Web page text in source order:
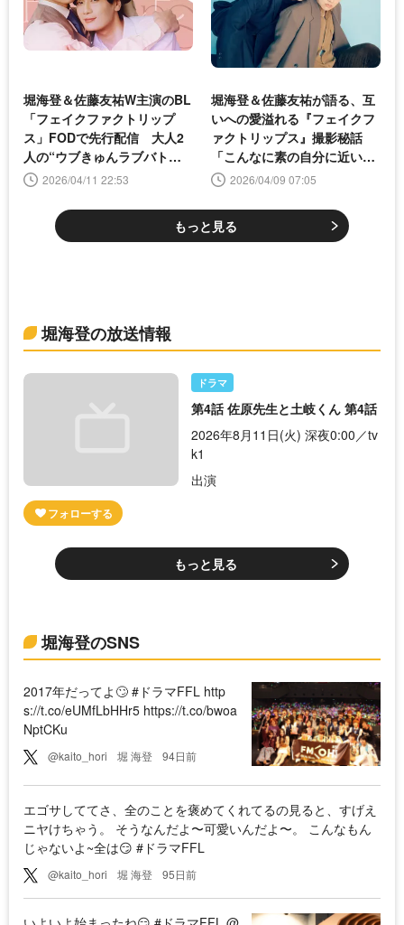
堀海登＆佐藤友祐W主演のBL
「フェイクファクトリップ
ス」FODで先行配信 大人2
人の“ウブきゅんラブバト
ル”を描く
2026/04/11 22:53
堀海登＆佐藤友祐が語る、互
いへの愛溢れる『フェイクフ
ァクトリップス』撮影秘話
「こんなに素の自分に近い役
は初めて」
2026/04/09 07:05
もっと見る
堀海登の放送情報
ドラマ
第4話 佐原先生と土岐くん 第4話
2026年8月11日(火) 深夜0:00／tv
k1
出演
もっと見る
堀海登のSNS
2017年だってよ🙄 #ドラマFFL http
s://t.co/eUMfLbHHr5 https://t.co/bwoa
NptCKu
@kaito_hori 堀 海登 94日前
エゴサしててさ、全のことを褒めてくれてるの見ると、すげえ
ニヤけちゃう。 そうなんだよ〜可愛いんだよ〜。 こんなもん
じゃないよ~全は😏 #ドラマFFL
@kaito_hori 堀 海登 95日前